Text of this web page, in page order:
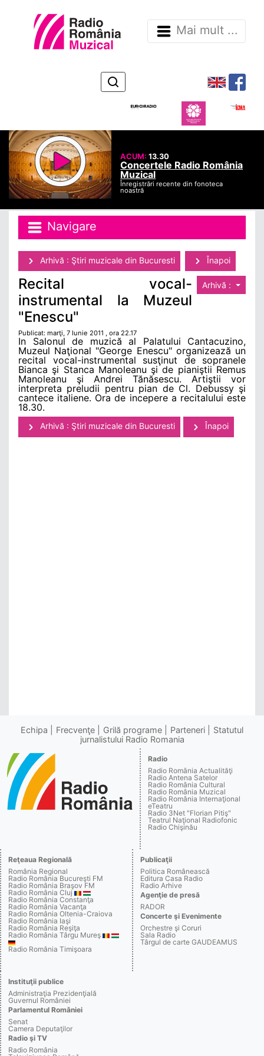
Mai mult ...
ACUM:13.30
Concertele Radio România
Muzical
Înregistrări recente din fonoteca
noastră
Navigare
Arhivă : Ştiri muzicale din Bucuresti Înapoi
Arhivă :
Recital vocal-
instrumental la Muzeul
"Enescu"
Publicat: marţi, 7 Iunie 2011 , ora 22.17
In Salonul de muzică al Palatului Cantacuzino,
Muzeul Naţional "George Enescu" organizează un
recital vocal-instrumental susţinut de sopranele
Bianca şi Stanca Manoleanu şi de pianiştii Remus
Manoleanu şi Andrei Tănăsescu. Artiştii vor
interpreta preludii pentru pian de Cl. Debussy şi
cantece italiene. Ora de incepere a recitalului este
18.30.
Arhivă : Ştiri muzicale din Bucuresti Înapoi
Echipa Frecvenţe Grilă programe Parteneri
Statutul
jurnalistului Radio Romania
Radio
Radio România Actualităţi
Radio Antena Satelor
Radio România Cultural
Radio România Muzical
Radio România Internaţional
eTeatru
Radio 3Net "Florian Pitiş"
Teatrul Naţional Radiofonic
Radio Chişinău
Reţeaua Regională
România Regional
Radio România Bucureşti FM
Radio România Braşov FM
Radio România Cluj
Radio România Constanţa
Radio România Vacanţa
Radio România Oltenia-Craiova
Radio România Iaşi
Radio România Reşiţa
Radio România Târgu Mureş
Radio România Timişoara
Publicaţii
Politica Românească
Editura Casa Radio
Radio Arhive
Agenţie de presă
RADOR
Concerte şi Evenimente
Orchestre şi Coruri
Sala Radio
Târgul de carte GAUDEAMUS
Instituţii publice
Administraţia Prezidenţială
Guvernul României
Parlamentul României
Senat
Camera Deputaţilor
Radio şi TV
Radio România